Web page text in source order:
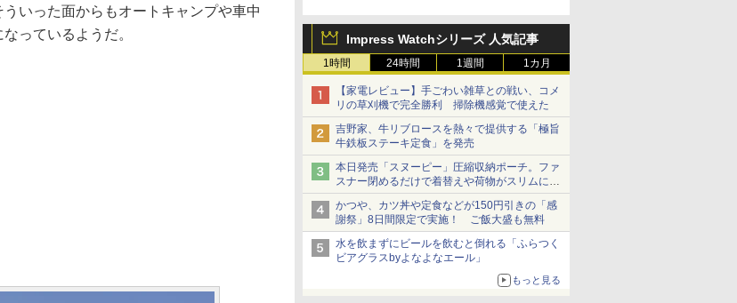
Impress Watchシリーズ 人気記事
1時間 24時間 1週間 1カ月
【家電レビュー】手ごわい雑草との戦い、コメ
リの草刈機で完全勝利 掃除機感覚で使えた
吉野家、牛リブロースを熱々で提供する「極旨
牛鉄板ステーキ定食」を発売
本日発売「スヌーピー」圧縮収納ポーチ。ファ
スナー閉めるだけで着替えや荷物がスリムにま
とまる
かつや、カツ丼や定食などが150円引きの「感
謝祭」8日間限定で実施！ ご飯大盛も無料
水を飲まずにビールを飲むと倒れる「ふらつく
ビアグラスbyよなよなエール」
もっと見る
いった面からもオートキャンプや車中
っているようだ。